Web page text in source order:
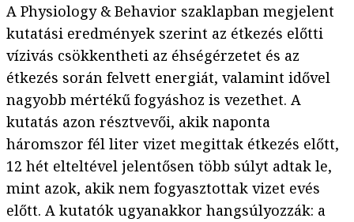
A Physiology & Behavior szaklapban megjelent
kutatási eredmények szerint az étkezés előtti
vízivás csökkentheti az éhségérzetet és az
étkezés során felvett energiát, valamint idővel
nagyobb mértékű fogyáshoz is vezethet. A
kutatás azon résztvevői, akik naponta
háromszor fél liter vizet megittak étkezés előtt,
12 hét elteltével jelentősen több súlyt adtak le,
mint azok, akik nem fogyasztottak vizet evés
előtt. A kutatók ugyanakkor hangsúlyozzák: a